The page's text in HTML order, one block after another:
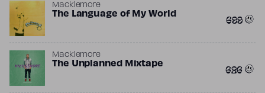
Macklemore
The Language of My World 699
Macklemore
The Unplanned Mixtape 626